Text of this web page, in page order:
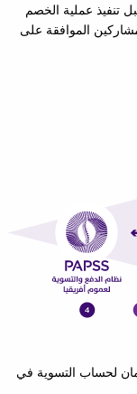
تنفيذ عملية الخصم
الموافقة على
لحساب التسوية في